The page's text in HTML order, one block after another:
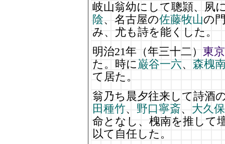
岐山翁幼にして聰頴、夙
陰、名古屋の佐藤牧山の
み、尤も詩を能くした。
明治21年（年三十二） 東京
た。時に 巌谷一六、 森槐
て居た。
翁乃ち晨夕往来して詩酒
田種竹、 野口寧斎、 大久
命となし、槐南を推して
以て自任した。